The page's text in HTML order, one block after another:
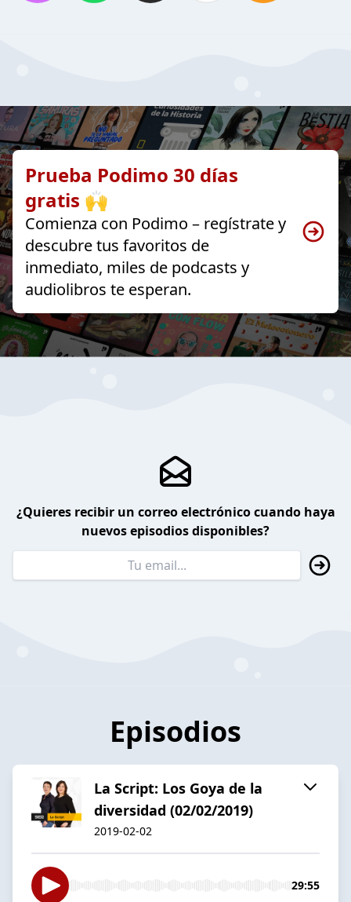
Prueba Podimo 30 días
gratis 🙌
Comienza con Podimo – regístrate y
descubre tus favoritos de
inmediato, miles de podcasts y
audiolibros te esperan.
¿Quieres recibir un correo electrónico cuando haya
nuevos episodios disponibles?
Episodios
La Script: Los Goya de la
diversidad (02/02/2019)
2019-02-02
29:55